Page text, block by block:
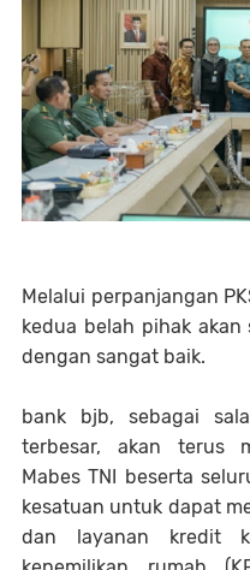
Melalui perpanjangan
kedua belah pihak
dengan sangat baik.
bank bjb, sebagai
terbesar, akan terus
Mabes TNI beserta
kesatuan untuk dapat
dan layanan kredit